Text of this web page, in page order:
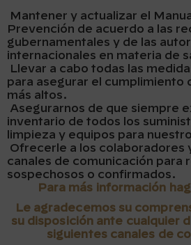
Mantener y actualizar el
Prevención de acuerdo a las
gubernamentales y de las
internacionales en materia de
Llevar a cabo todas las
para asegurar el cumplimiento
más altos.
Asegurarnos de que siempre
inventario de todos los
limpieza y equipos para
Ofrecerle a los colaboradores
canales de comunicación para
sospechosos o confirmados.
Para más información
Le agradecemos su
su disposición ante cualquier
siguientes canales de